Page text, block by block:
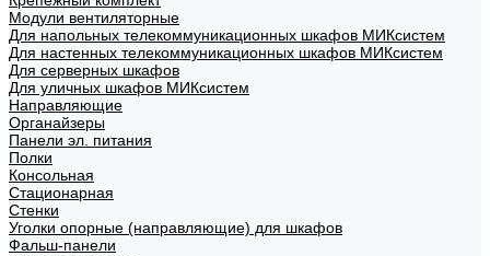
Модули вентиляторные
Для напольных телекоммуникационных шкафов МИКсистем
Для настенных телекоммуникационных шкафов МИКсистем
Для серверных шкафов
Для уличных шкафов МИКсистем
Направляющие
Органайзеры
Панели эл. питания
Полки
Консольная
Стационарная
Стенки
Уголки опорные (направляющие) для шкафов
Фальш-панели